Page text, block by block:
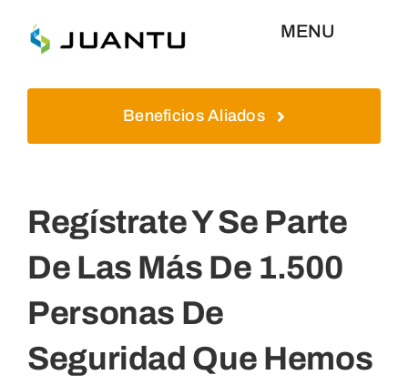
MENU
Plataformas
Quienes Somos
Contáctenos
Beneficios Aliados
Regístrate Y Se Parte
De Las Más De 1.500
Personas De
Seguridad Que Hemos